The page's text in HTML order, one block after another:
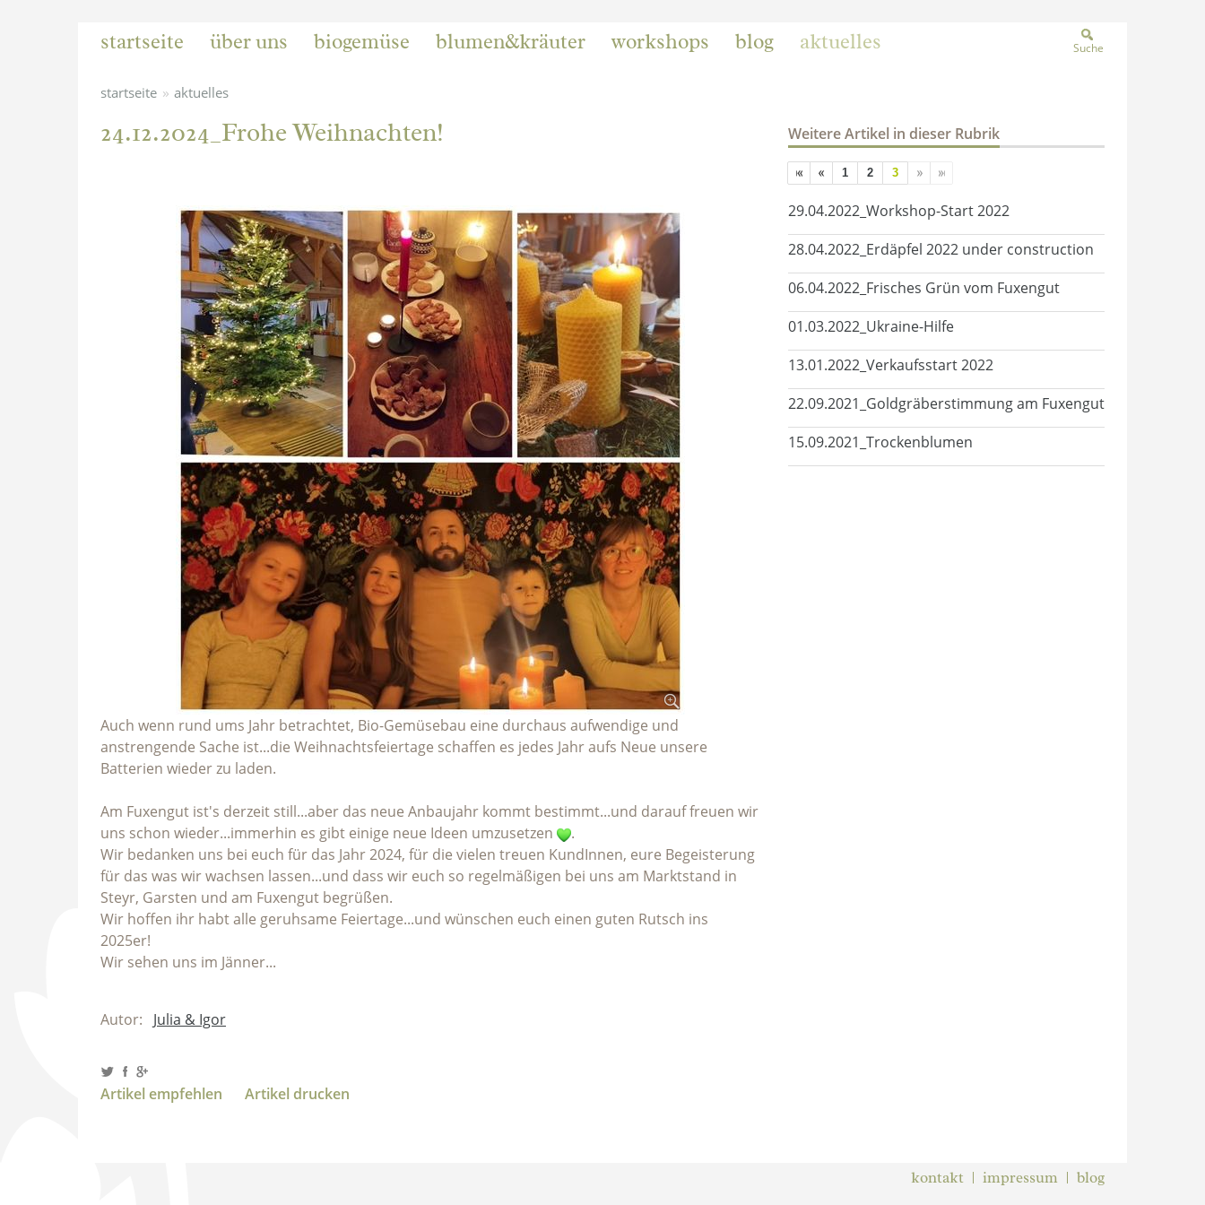
startseite über uns biogemüse blumen&kräuter workshops blog aktuelles Suche
startseite » aktuelles
24.12.2024_Frohe Weihnachten!
Auch wenn rund ums Jahr betrachtet, Bio-Gemüsebau eine durchaus aufwendige und
anstrengende Sache ist...die Weihnachtsfeiertage schaffen es jedes Jahr aufs Neue unsere
Batterien wieder zu laden.
Am Fuxengut ist's derzeit still...aber das neue Anbaujahr kommt bestimmt...und darauf freuen wir
uns schon wieder...immerhin es gibt einige neue Ideen umzusetzen
.
Wir bedanken uns bei euch für das Jahr 2024, für die vielen treuen KundInnen, eure Begeisterung
für das was wir wachsen lassen...und dass wir euch so regelmäßigen bei uns am Marktstand in
Steyr, Garsten und am Fuxengut begrüßen.
Wir hoffen ihr habt alle geruhsame Feiertage...und wünschen euch einen guten Rutsch ins
2025er!
Wir sehen uns im Jänner...
Autor: Julia & Igor
Artikel empfehlen Artikel drucken
Weitere Artikel in dieser Rubrik
1 2 3
29.04.2022_Workshop-Start 2022
28.04.2022_Erdäpfel 2022 under construction
06.04.2022_Frisches Grün vom Fuxengut
01.03.2022_Ukraine-Hilfe
13.01.2022_Verkaufsstart 2022
22.09.2021_Goldgräberstimmung am Fuxengut
15.09.2021_Trockenblumen
kontakt impressum blog